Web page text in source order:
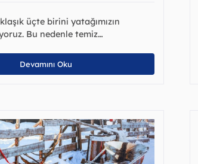
üçte birini yatağımızın
Bu nedenle temiz…
Devamını Oku